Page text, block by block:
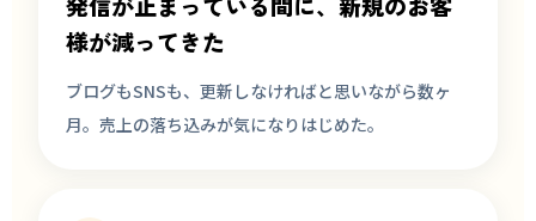
様が減ってきた
ブログもSNSも、更新しなければと思いながら数ヶ
月。売上の落ち込みが気になりはじめた。